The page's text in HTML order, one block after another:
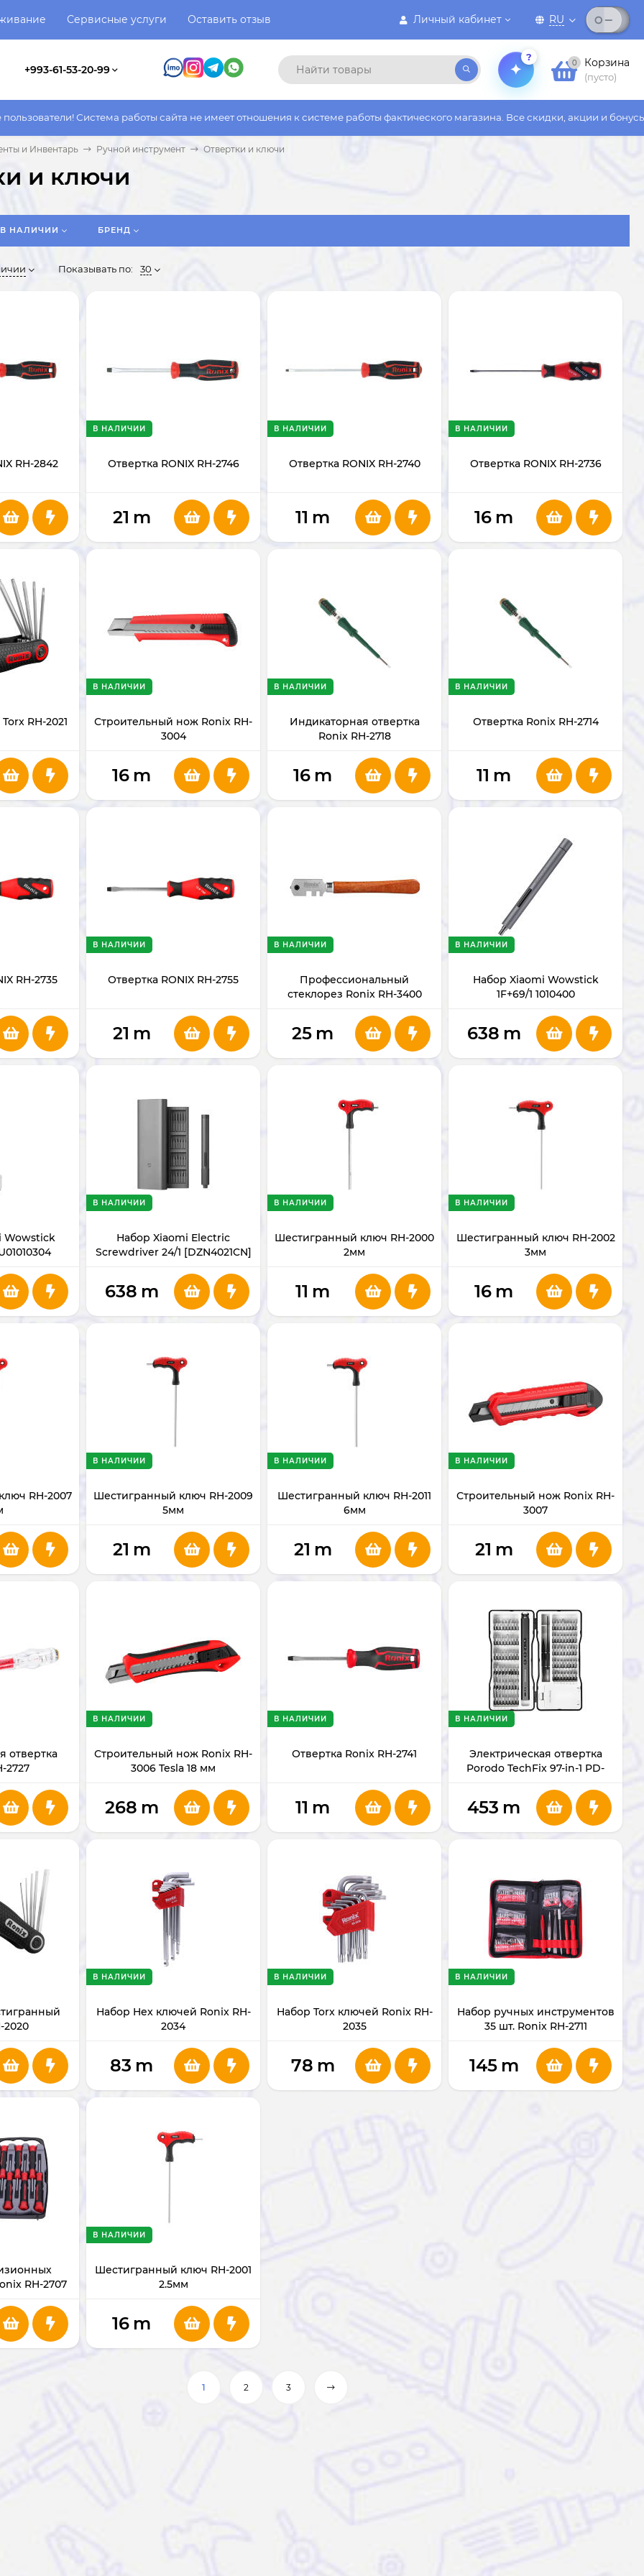
Личный кабинет RU
Сервисные услуги Оставить отзыв
+993-61-53-20-99
?
0 Корзина
(пусто)
работы сайта не имеет отношения к системе работы фактического магазина. Все скидки, акции и бонусы действуют только на
и Инвентарь Ручной инструмент Отвертки и ключи
и ключи
В НАЛИЧИИ БРЕНД
Показывать по: 30
RH-2842 Отвертка RONIX RH-2746
В НАЛИЧИИ
21 m
Отвертка RONIX RH-2740
В НАЛИЧИИ
11 m
Отвертка RONIX RH-2736
В НАЛИЧИИ
16 m
RH-2021
Строительный нож Ronix RH-
3004
В НАЛИЧИИ
16 m
Индикаторная отвертка
Ronix RH-2718
В НАЛИЧИИ
16 m
Отвертка Ronix RH-2714
В НАЛИЧИИ
11 m
RH-2735 Отвертка RONIX RH-2755
В НАЛИЧИИ
21 m
Профессиональный
стеклорез Ronix RH-3400
В НАЛИЧИИ
25 m
Набор Xiaomi Wowstick
1F+69/1 1010400
В НАЛИЧИИ
638 m
Wowstick
Набор Xiaomi Electric
Screwdriver 24/1 [DZN4021CN]
В НАЛИЧИИ
638 m
Шестигранный ключ RH-2000
2мм
В НАЛИЧИИ
11 m
Шестигранный ключ RH-2002
3мм
В НАЛИЧИИ
16 m
RH-2007
Шестигранный ключ RH-2009
5мм
В НАЛИЧИИ
21 m
Шестигранный ключ RH-2011
6мм
В НАЛИЧИИ
21 m
Строительный нож Ronix RH-
3007
В НАЛИЧИИ
21 m
отвертка
2727
Строительный нож Ronix RH-
3006 Tesla 18 мм
В НАЛИЧИИ
268 m
Отвертка Ronix RH-2741
В НАЛИЧИИ
11 m
Электрическая отвертка
Porodo TechFix 97-in-1 PD-
В НАЛИЧИИ
453 m
2020
Набор Hex ключей Ronix RH-
2034
В НАЛИЧИИ
83 m
Набор Torx ключей Ronix RH-
2035
В НАЛИЧИИ
78 m
Набор ручных инструментов
35 шт. Ronix RH-2711
В НАЛИЧИИ
145 m
RH-2707
Шестигранный ключ RH-2001
2.5мм
В НАЛИЧИИ
16 m
1 2 3